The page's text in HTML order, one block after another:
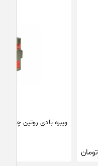
تومان
ویبره بادی روتین چین – FP35M